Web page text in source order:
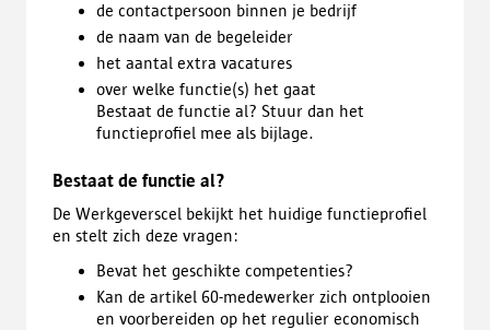
de contactpersoon binnen je bedrijf
de naam van de begeleider
het aantal extra vacatures
over welke functie(s) het gaat
Bestaat de functie al? Stuur dan het
functieprofiel mee als bijlage.
Bestaat de functie al?
De Werkgeverscel bekijkt het huidige functieprofiel
en stelt zich deze vragen:
Bevat het geschikte competenties?
Kan de artikel 60-medewerker zich ontplooien
en voorbereiden op het regulier economisch